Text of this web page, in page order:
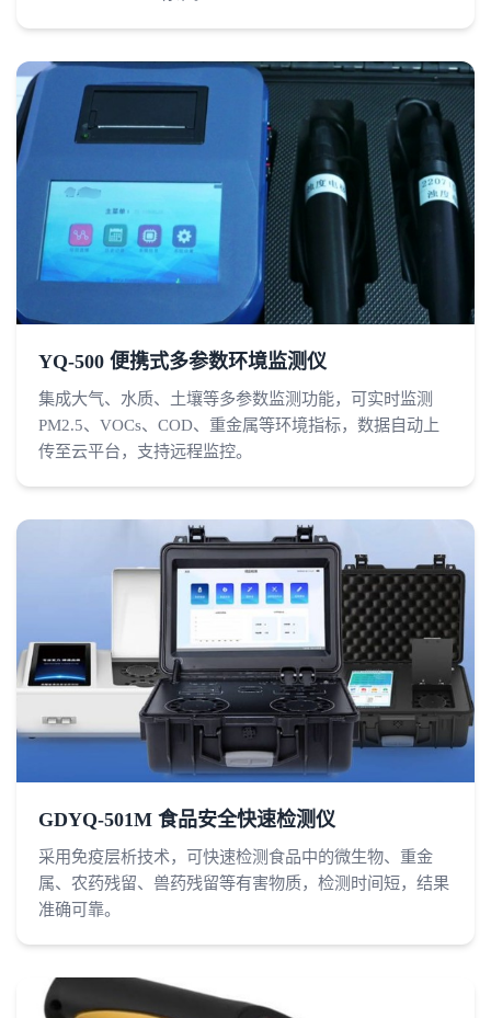
YQ-500 便携式多参数环境监测仪
集成大气、水质、土壤等多参数监测功能，可实时监测
PM2.5、VOCs、COD、重金属等环境指标，数据自动上
传至云平台，支持远程监控。
GDYQ-501M 食品安全快速检测仪
采用免疫层析技术，可快速检测食品中的微生物、重金
属、农药残留、兽药残留等有害物质，检测时间短，结果
准确可靠。